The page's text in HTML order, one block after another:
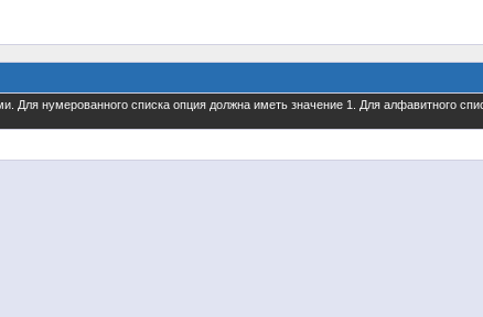
Для нумерованного списка опция должна иметь значение 1. Для алфавитного